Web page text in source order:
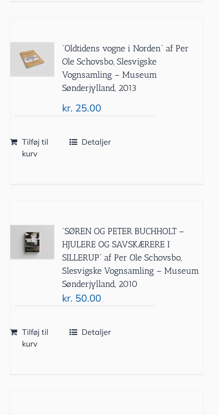
”Oldtidens vogne i Norden” af Per
Ole Schovsbo, Slesvigske
Vognsamling – Museum
Sønderjylland, 2013
kr. 25.00
Tilføj til
kurv
Detaljer
”SØREN OG PETER BUCHHOLT –
HJULERE OG SAVSKÆRERE I
SILLERUP” af Per Ole Schovsbo,
Slesvigske Vognsamling – Museum
Sønderjylland, 2010
kr. 50.00
Tilføj til
kurv
Detaljer